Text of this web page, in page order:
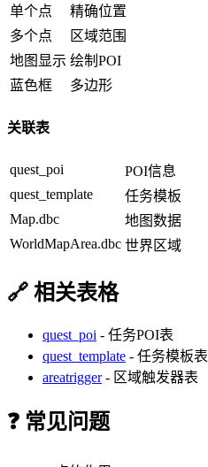
单个点
精确位置
多个点
区域范围
地图显示 绘制POI
蓝色框
多边形
关联表
quest_poi
POI信息
quest_template
任务模板
Map.dbc
地图数据
WorldMapArea.dbc 世界区域
🔗 相关表格
quest_poi - 任务POI表
quest_template - 任务模板表
areatrigger- 区域触发器表
❓ 常见问题